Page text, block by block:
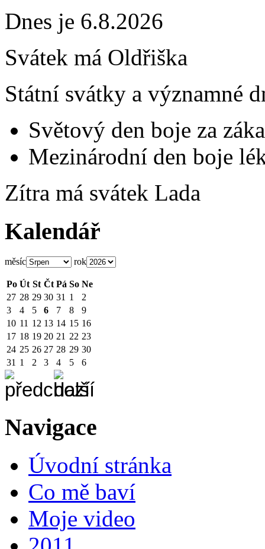
Dnes je 6.8.2026
Svátek má Oldřiška
Státní svátky a významné
Světový den boje za
Mezinárodní den boje
Zítra má svátek Lada
Kalendář
měsíc rok
Po Út St Čt Pá So Ne
27 28 29 30 31 1
2
3
4 5 6 7 8
9
10 11 12 13 14 15 16
17 18 19 20 21 22 23
24 25 26 27 28 29 30
31 1 2 3 4 5 6
Navigace
Úvodní stránka
Co mě baví
Moje video